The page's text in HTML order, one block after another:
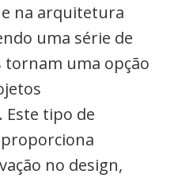
na arquitetura
uma série de
tornam uma opção
tipo de
no design,